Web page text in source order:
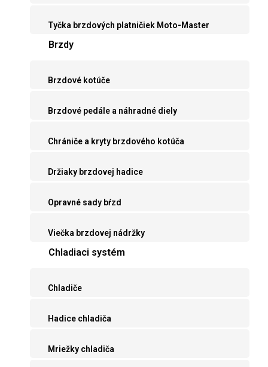
Tyčka brzdových platničiek Moto-Master
Brzdy
Brzdové kotúče
Brzdové pedále a náhradné diely
Chrániče a kryty brzdového kotúča
Držiaky brzdovej hadice
Opravné sady bŕzd
Viečka brzdovej nádržky
Chladiaci systém
Chladiče
Hadice chladiča
Mriežky chladiča